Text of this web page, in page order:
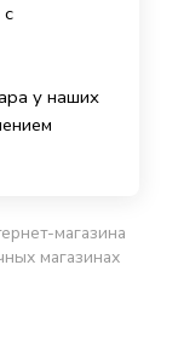
у наших
магазина
магазинах